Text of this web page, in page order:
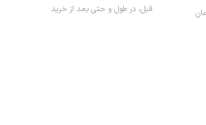
قبل، در طول و حتی بعد از خرید